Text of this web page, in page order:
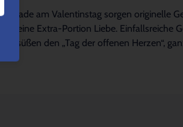
Gerade am Valentinstag sorgen originelle
für eine Extra-Portion Liebe. Einfallsreiche
versüßen den „Tag der offenen Herzen“,